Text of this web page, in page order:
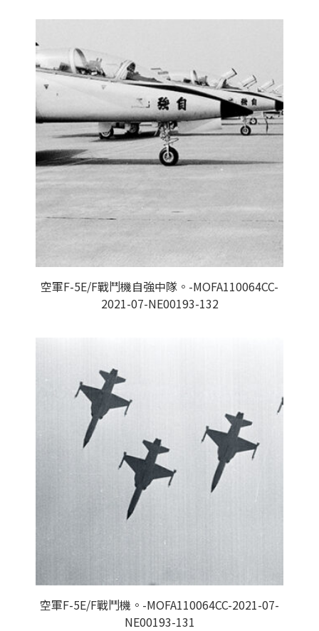
空軍F-5E/F戰鬥機自強中隊。-MOFA110064CC-
2021-07-NE00193-132
空軍F-5E/F戰鬥機。-MOFA110064CC-2021-07-
NE00193-131